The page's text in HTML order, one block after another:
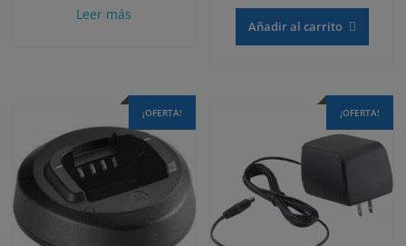
era:
Leer más
original
era:
actual
es:
Añadir al carrito
¡OFERTA! ¡OFERTA!